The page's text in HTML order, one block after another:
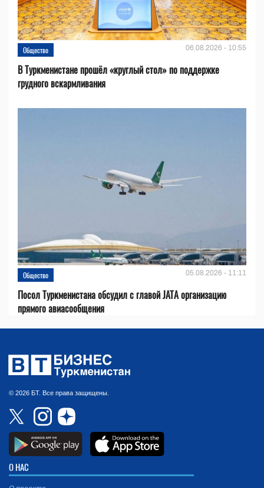
Общество 06.08.2026 - 10:55
В Туркменистане прошёл «круглый стол» по поддержке
грудного вскармливания
Общество 05.08.2026 - 11:11
Посол Туркменистана обсудил с главой JATA организацию
прямого авиасообщения
© 2026 БТ. Все права защищены.
О НАС